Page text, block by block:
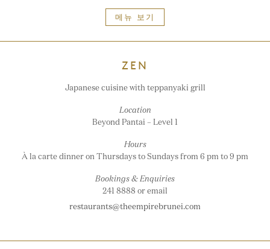
메뉴 보기
ZEN
Japanese cuisine with teppanyaki grill
Location
Beyond Pantai – Level 1
Hours
À la carte dinner on Thursdays to Sundays from 6 pm to 9 pm
Bookings & Enquiries
241 8888 or email
restaurants@theempirebrunei.com